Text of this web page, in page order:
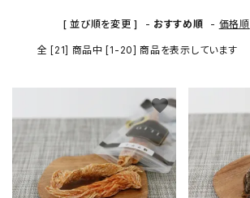
おもちゃシリーズ
支払い方法について
特定商取引法に基づく表記
[ 並び順を変更 ] - おすすめ順 - 価格順
全 [21] 商品中 [1-20] 商品を表示しています
favorite